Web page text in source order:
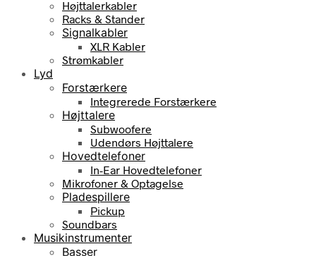
Højttalerkabler
Racks & Stander
Signalkabler
XLR Kabler
Strømkabler
Lyd
Forstærkere
Integrerede Forstærkere
Højttalere
Subwoofere
Udendørs Højttalere
Hovedtelefoner
In-Ear Hovedtelefoner
Mikrofoner & Optagelse
Pladespillere
Pickup
Soundbars
Musikinstrumenter
Basser